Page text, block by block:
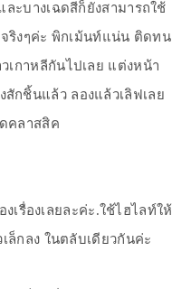
ะบางเฉดสีก็ยังสามารถใช้
ริงๆค่ะ พิกเม้นท์แน่น ติดทน
กาหลีกันไปเลย แต่งหน้า
สักชิ้นแล้ว ลองแล้วเลิฟเลย
คลาสสิค
เรื่องเลยละค่ะ.ใช้ไฮไลท์ให้
ล็กลง ในตลับเดียวกันค่ะ